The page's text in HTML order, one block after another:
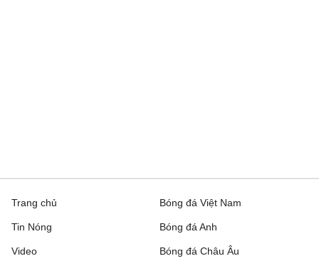
Trang chủ
Tin Nóng
Video
Bóng đá Việt Nam
Bóng đá Anh
Bóng đá Châu Âu